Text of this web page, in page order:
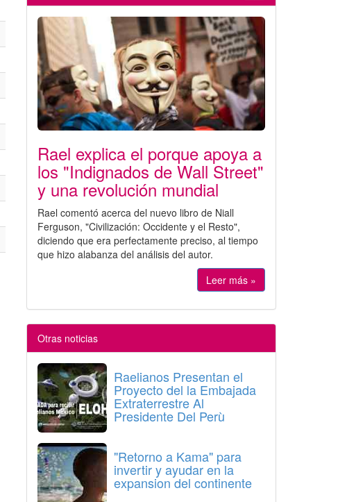
Rael explica el porque apoya a
los "Indignados de Wall Street"
y una revolución mundial
Rael comentó acerca del nuevo libro de Niall
Ferguson, "Civilización: Occidente y el Resto",
diciendo que era perfectamente preciso, al tiempo
que hizo alabanza del análisis del autor.
Leer más »
Otras noticias
Raelianos Presentan el
Proyecto del la Embajada
Extraterrestre Al
Presidente Del Perù
"Retorno a Kama" para
invertir y ayudar en la
expansion del continente